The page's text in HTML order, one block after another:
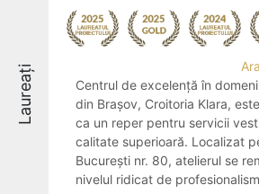
Laureați
Centrul de excelență în
din Brașov, Croitoria Klara,
ca un reper pentru servicii
calitate superioară. Localizat
București nr. 80, atelierul se
nivelul ridicat de